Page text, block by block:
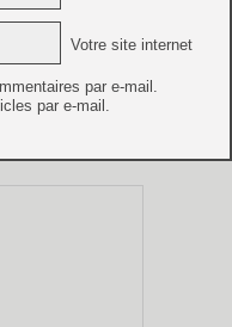
Votre site internet
par e-mail.
par e-mail.